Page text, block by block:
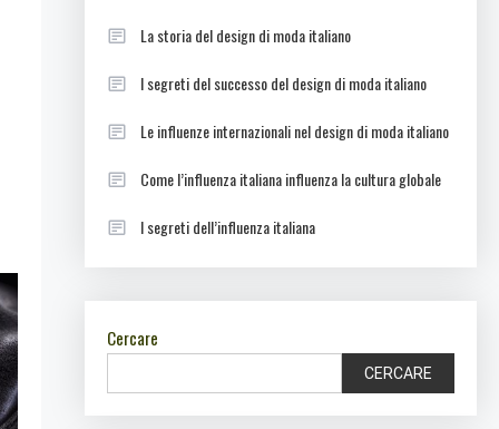
La storia del design di moda italiano
I segreti del successo del design di moda italiano
Le influenze internazionali nel design di moda italiano
Come l’influenza italiana influenza la cultura globale
I segreti dell’influenza italiana
Cercare
CERCARE